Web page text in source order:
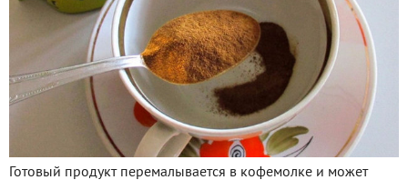
Готовый продукт перемалывается в кофемолке и может